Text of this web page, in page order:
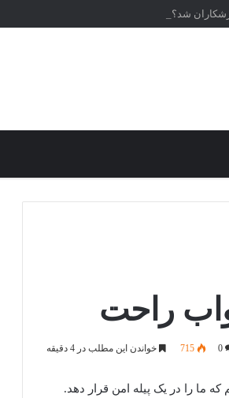
شد؟
راحت
715 خواندن این مطلب در 4 دقیقه
ما را در یک پیله امن قرار دهد.